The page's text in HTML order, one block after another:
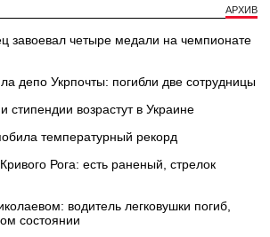
АРХИВ
завоевал четыре медали на чемпионате
депо Укрпочты: погибли две сотрудницы
стипендии возрастут в Украине
температурный рекорд
Рога: есть раненый, стрелок
водитель легковушки погиб,
состоянии